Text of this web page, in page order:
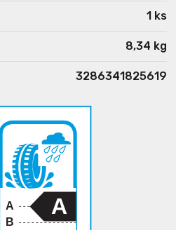
1 ks
8,34 kg
3286341825619
A
B
A